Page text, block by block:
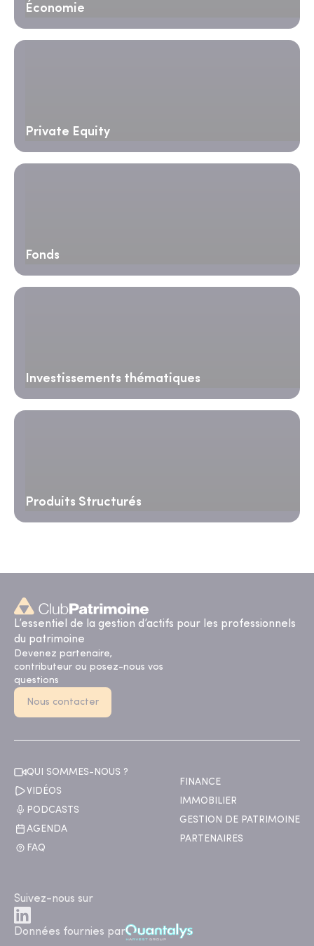
Économie
Private Equity
Fonds
Investissements thématiques
Produits Structurés
L’essentiel de la gestion d’actifs pour les professionnels
du patrimoine
Devenez partenaire,
contributeur ou posez-nous vos
questions
Nous contacter
QUI SOMMES-NOUS ?
VIDÉOS
PODCASTS
AGENDA
FAQ
FINANCE
IMMOBILIER
GESTION DE PATRIMOINE
PARTENAIRES
Suivez-nous sur
Données fournies par